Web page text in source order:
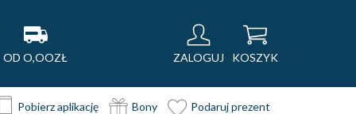
OD O,OOZŁ ZALOGUJ KOSZYK
Pobierz aplikację Bony Podaruj prezent